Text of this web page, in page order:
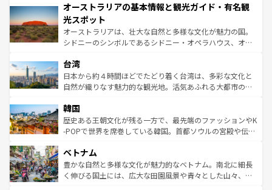
部のニューオーリンズでは、音楽と美食が融合した独特の
文化が魅力。旅行者はアメリカの各地域で異なる魅力を楽
しみながら、その多様性と豊かな歴史を感じることができ
るだろう。車でのロードトリップや列車の旅も、アメリカ
情報は
ワイ島は見逃せない。また、定番の観光地といえばオアフ
島だが、静かな自然を求めるならマウイ島やカウアイ島が
おすすめ。エメラルドグリーンに輝く海をはじめ、豊かな
文化や歴史が息づいている。「アロハスピリット」と呼ば
人々、おいしいローカルフードやハワイアンミュージッ
ク、伝統的なフラダンスなど、すべてがハワイの魅力を彩
っている。訪れるたびに新しい発見と感動が待っているハ
はコンテンツ一覧
オーストラリアの基本情報と観光ガイド・有名観
光スポット
オーストラリアは、壮大な自然と多様な文化が魅力の国。
シドニーのシンボルであるシドニー・オペラハウス、オー
リアリーフや大陸中央部にそびえるウルル（エアーズロッ
ク）、タスマニアの美しい原生林やケアンズの熱帯雨林な
ど、見どころがたくさん。また、カフェやワイン、オージ
いる。アクティビティも充実しており、サーフィンやダイ
ビング、ハイキングなど、アウトドア好きにはたまらな
い。オーストラリアの多彩な魅力を存分に味わいつくそ
参照してほしい。
台湾
日本から約４時間ほどでたどり着く台湾は、多彩な文化と
自然が織りなす魅力的な観光地。活気あふれる大都市の台
ン）、静ひつな山岳地帯である台湾東部など、都市の喧騒
と山間の静けさが共存しており、訪れる人に新しい発見と
驚きをもたらしてくれる。また、奥深い台湾の食文化も魅
容にもいいと評判のスイーツなど、バラエティ豊かな料理
が味わえる。 なお、新着の台湾情報は コンテンツ一覧を参
照してほしい。
韓国
歴史ある王朝文化が残る一方で、最先端のファッションやK
-POPで世界を席巻している韓国。首都ソウルの宮殿や伝統
き、地方に足を延ばせば四季折々の自然美を楽しむことが
できる。そして、キムチや焼肉、絶品のストリートフード
まで、さまざまな韓国料理が待っている。夜には、韓国な
ベトナム
豊かな自然と多様な文化が魅力的なベトナム。南北に細長
く伸びる国土には、広大な田園風景や青々とした山々、世